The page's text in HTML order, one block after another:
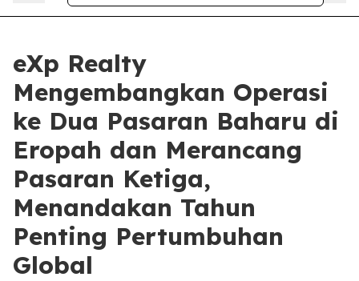
eXp Realty
Mengembangkan Operasi
ke Dua Pasaran Baharu di
Eropah dan Merancang
Pasaran Ketiga,
Menandakan Tahun
Penting Pertumbuhan
Global